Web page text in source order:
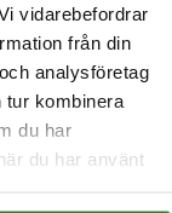
vidarebefordrar
från din
analysföretag
kombinera
du har
du har använt